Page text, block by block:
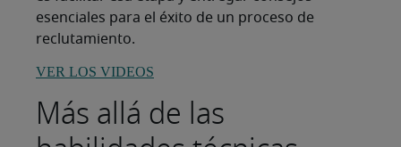
esenciales para el éxito de un proceso de
reclutamiento.
VER LOS VIDEOS
Más allá de las